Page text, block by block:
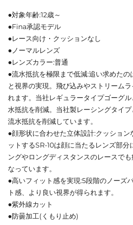
●対象年齢:12歳～
●Fina承認モデル
●レース向け・クッションなし
●ノーマルレンズ
●レンズカラー:普通
●流水抵抗を極限まで低減:追い求めた
と視界の実現。飛び込みやストリーム
れます。当社レギュラータイプゴーグ
水抵抗を削減。当社製レーシングタイ
流水抵抗を削減しています。
●顔形状に合わせた立体設計:クッション
ットするSR-10は顔に当たるレンズ部
ングやロングディスタンスのレースで
なっています。
●高いフィット感を実現:5段階のノーズ
ト感、より良い視界が得られます。
●紫外線カット
●防曇加工(くもり止め)